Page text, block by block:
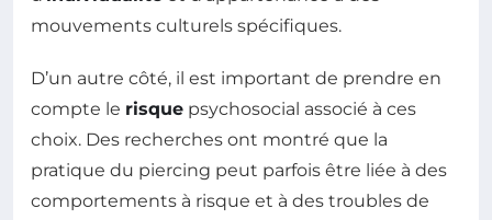
mouvements culturels spécifiques.
D’un autre côté, il est important de prendre en
compte le risque psychosocial associé à ces
choix. Des recherches ont montré que la
pratique du piercing peut parfois être liée à des
comportements à risque et à des troubles de